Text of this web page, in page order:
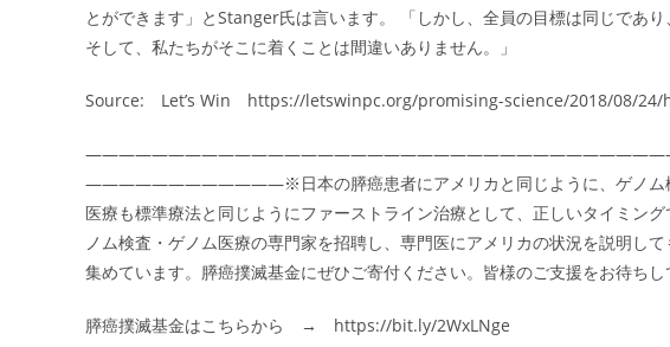
とができます」とStanger氏は言います。 「しかし、全員の目標は同じであ
そして、私たちがそこに着くことは間違いありません。」
Source: Let’s Win https://letswinpc.org/promising-science/2018/08/
――――――――――――※日本の膵癌患者にアメリカと同じように、ゲノム検
医療も標準療法と同じようにファーストライン治療として、正しいタイミン
ノム検査・ゲノム医療の専門家を招聘し、専門医にアメリカの状況を説明し
集めています。膵癌撲滅基金にぜひご寄付ください。皆様のご支援をお待ちし
膵癌撲滅基金はこちらから → https://bit.ly/2WxLNge